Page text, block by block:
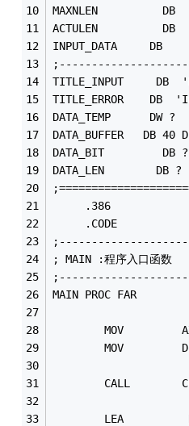
MAXNLEN
ACTULEN
INPUT_DATA     DB
TITLE_INPUT     DB
TITLE_ERROR
DATA_TEMP
DATA_BUFFER   DB
DATA_BIT
DATA_LEN        DB ?
     .386
     .CODE
; MAIN :程序入口函数
MAIN PROC FAR
MOV
MOV
CALL
LEA